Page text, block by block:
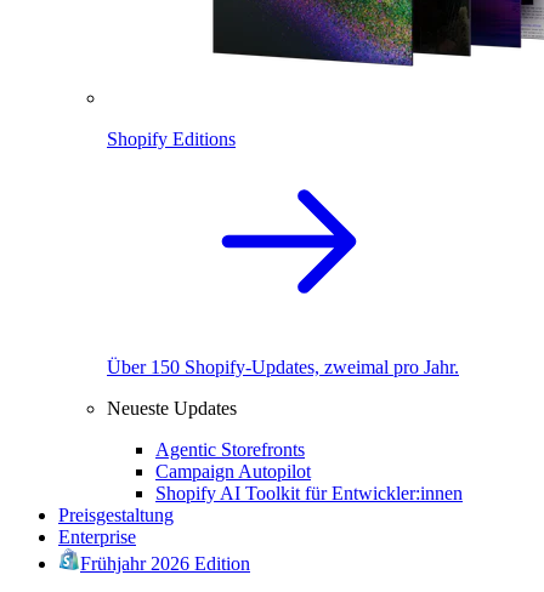
Shopify Editions
Über 150 Shopify-Updates, zweimal pro Jahr.
Neueste Updates
Agentic Storefronts
Campaign Autopilot
Shopify AI Toolkit für Entwickler:innen
Preisgestaltung
Enterprise
Frühjahr 2026 Edition